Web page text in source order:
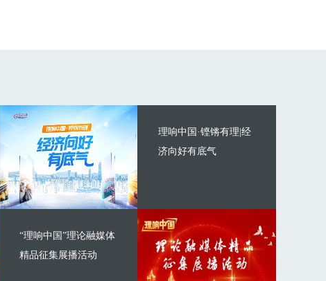
理响中国·铿锵有理|经
济向好有底气
“理响中国”理论融媒体
精品征集展播活动